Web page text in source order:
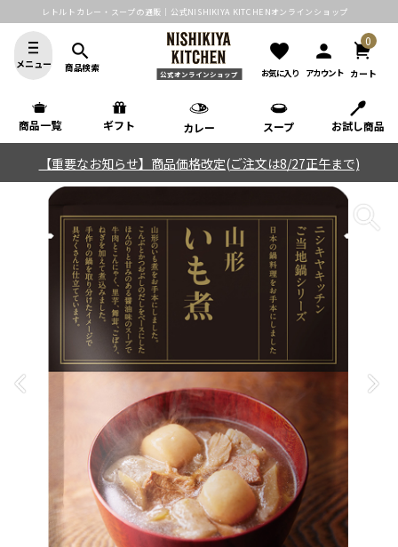
レトルトカレー・スープの通販｜公式NISHIKIYA KITCHENオンラインショップ
メニュー
search
商品検索
公式オンラインショップ
favorite
お気に入り
person
アカウント カート
0
商品一覧 ギフト カレー スープ お試し商品
【重要なお知らせ】商品価格改定(ご注文は8/27正午まで)